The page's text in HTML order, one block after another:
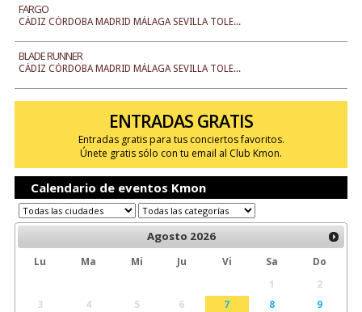
FARGO
CÁDIZ CÓRDOBA MADRID MÁLAGA SEVILLA TOLE...
BLADE RUNNER
CÁDIZ CÓRDOBA MADRID MÁLAGA SEVILLA TOLE...
ENTRADAS GRATIS
Entradas gratis para tus conciertos favoritos.
Únete gratis sólo con tu email al Club Kmon.
Calendario de eventos Kmon
Agosto 2026
Lu Ma Mi Ju Vi Sa
Do
1
2
3
4 5 6 7 8
9